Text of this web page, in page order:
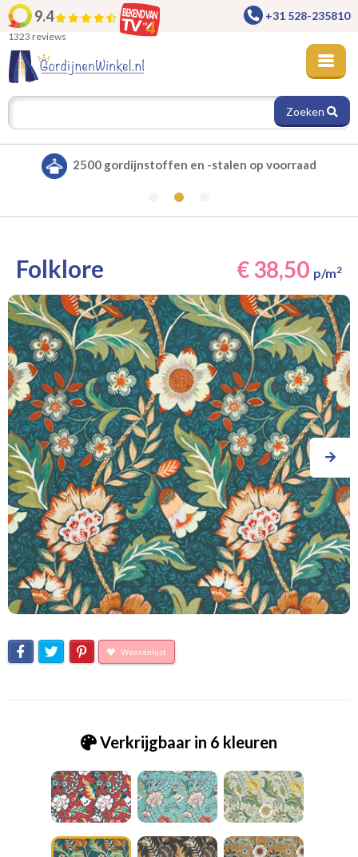
9.4
1323 reviews
+31 528-235810
Zoeken
Alle gordijnen verduisterend leverbaar
Folklore € 38,50 p/m2
Wensenlijst
Verkrijgbaar in 6 kleuren